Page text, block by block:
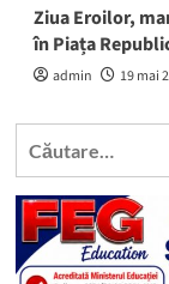
Ziua Eroilor,
în Piața
admin 19 mai
Caută